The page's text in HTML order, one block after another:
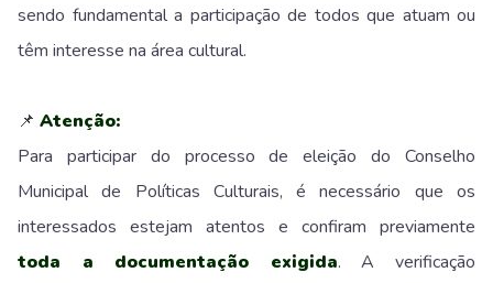
sendo fundamental a participação de todos que atuam ou
têm interesse na área cultural.
📌 Atenção:
Para participar do processo de eleição do Conselho
Municipal de Políticas Culturais, é necessário que os
interessados estejam atentos e confiram previamente
toda a documentação exigida. A verificação